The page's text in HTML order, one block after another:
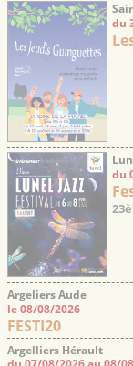
du
du
Argeliers Aude
le 08/08/2026
FESTI20
Argelliers Hérault